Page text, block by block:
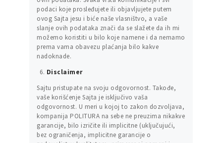
podaci koje prosleđujete ili objavljujete putem
ovog Sajta jesu i biće naše vlasništvo, a vaše
slanje ovih podataka znači da se slažete da ih mi
možemo koristiti u bilo koje namene i da nemamo
prema vama obavezu plaćanja bilo kakve
nadoknade.
Disclaimer
Sajtu pristupate na svoju odgovornost. Takođe,
vaše korišćenje Sajta je isključivo vaša
odgovornost. U meri u kojoj to zakon dozvoljava,
kompanija POLITURA na sebe ne preuzima nikakve
garancije, bilo izričite ili implicitne (uključujući,
bez ograničenja, implicitne garancije o